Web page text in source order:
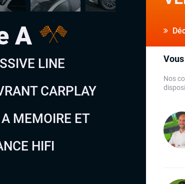
A
LINE
CARPLAY
MEMOIRE ET
HIFI
Nos